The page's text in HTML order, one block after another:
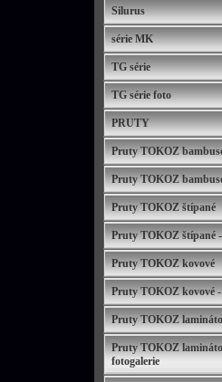
Silurus
série MK
TG série
TG série foto
PRUTY
Pruty TOKOZ
Pruty TOKOZ
Pruty TOKOZ štípané
Pruty TOKOZ štípané
Pruty TOKOZ kovové
Pruty TOKOZ kovové
Pruty TOKOZ
Pruty TOKOZ
fotogalerie